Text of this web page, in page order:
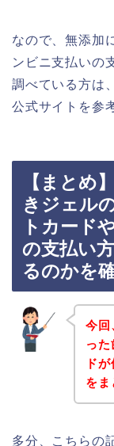
なので、無添加
ンビニ支払いの
調べている方は
公式サイトを参
【まとめ
きジェル
トカード
の支払い
るのかを
今回
っ
ド
をま
多分、こちらの